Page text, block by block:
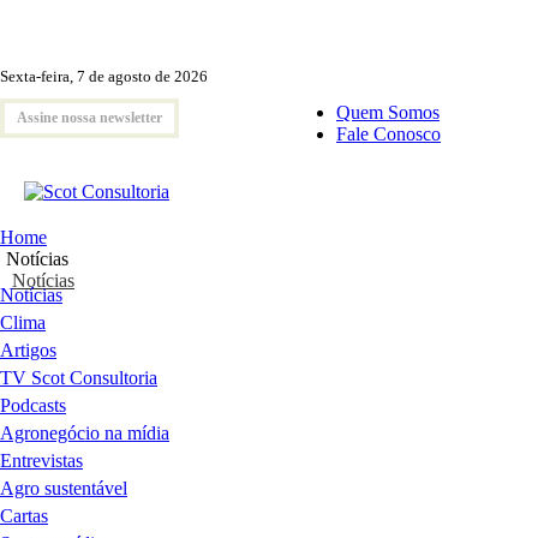
Sexta-feira, 7 de agosto de 2026
Assine nossa newsletter
Quem Somos
Fale Conosco
Home
Notícias
Notícias
Notícias
Clima
Artigos
TV Scot Consultoria
Podcasts
Agronegócio na mídia
Entrevistas
Agro sustentável
Cartas